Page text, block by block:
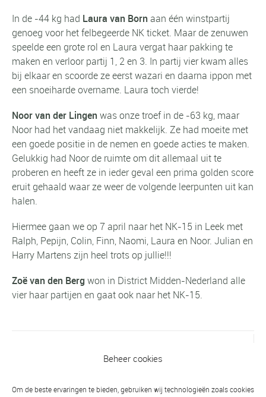
Beheer cookies
Om de beste ervaringen te bieden, gebruiken wij technologieën zoals cookies
In de -44 kg had Laura van Born aan één winstpartij
genoeg voor het felbegeerde NK ticket. Maar de zenuwen
speelde een grote rol en Laura vergat haar pakking te
maken en verloor partij 1, 2 en 3. In partij vier kwam alles
bij elkaar en scoorde ze eerst wazari en daarna ippon met
een snoeiharde overname. Laura toch vierde!
Noor van der Lingen was onze troef in de -63 kg, maar
Noor had het vandaag niet makkelijk. Ze had moeite met
een goede positie in de nemen en goede acties te maken.
Gelukkig had Noor de ruimte om dit allemaal uit te
proberen en heeft ze in ieder geval een prima golden score
eruit gehaald waar ze weer de volgende leerpunten uit kan
halen.
Hiermee gaan we op 7 april naar het NK-15 in Leek met
Ralph, Pepijn, Colin, Finn, Naomi, Laura en Noor. Julian en
Harry Martens zijn heel trots op jullie!!!
Zoë van den Berg won in District Midden-Nederland alle
vier haar partijen en gaat ook naar het NK-15.
Goud voor Gert-Jan Vlijm en Kayleigh